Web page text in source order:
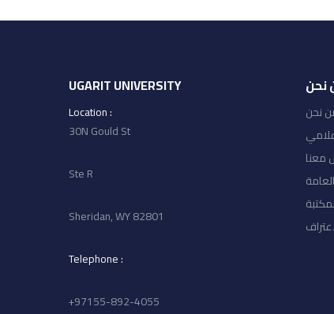
UGARIT UNIVERSITY
: Location
30N Gould St
Ste R
Sheridan, WY 82801
: Telephone
97155-892-4055+
نحن
نحن
معنا